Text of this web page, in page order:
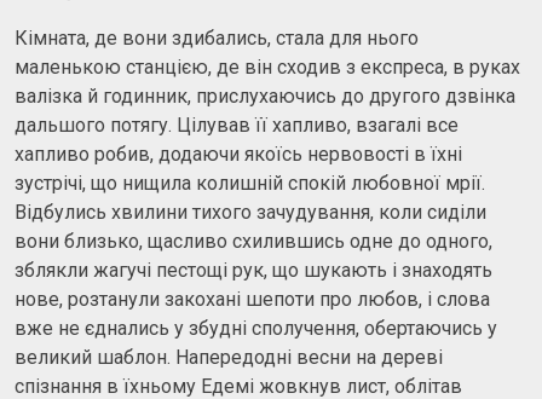
Кімната, де вони здибались, стала для нього
маленькою станцією, де він сходив з експреса, в руках
валізка й годинник, прислухаючись до другого дзвінка
дальшого потягу. Цілував її хапливо, взагалі все
хапливо робив, додаючи якоїсь нервовості в їхні
зустрічі, що нищила колишній спокій любовної мрії.
Відбулись хвилини тихого зачудування, коли сиділи
вони близько, щасливо схилившись одне до одного,
зблякли жагучі пестощі рук, що шукають і знаходять
нове, розтанули закохані шепоти про любов, і слова
вже не єднались у збудні сполучення, обертаючись у
великий шаблон. Напередодні весни на дереві
спізнання в їхньому Едемі жовкнув лист, облітав